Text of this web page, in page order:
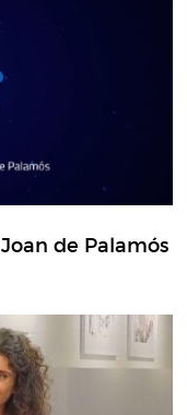
de Palamós